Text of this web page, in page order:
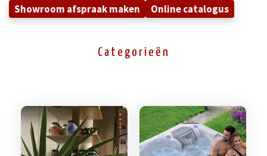
Showroom afspraak maken Online catalogus
Categorieën